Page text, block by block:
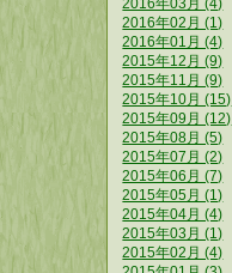
2016年03月 (4)
2016年02月 (1)
2016年01月 (4)
2015年12月 (9)
2015年11月 (9)
2015年10月 (15)
2015年09月 (12)
2015年08月 (5)
2015年07月 (2)
2015年06月 (7)
2015年05月 (1)
2015年04月 (4)
2015年03月 (1)
2015年02月 (4)